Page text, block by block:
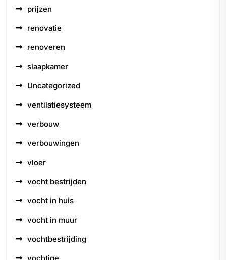
prijzen
renovatie
renoveren
slaapkamer
Uncategorized
ventilatiesysteem
verbouw
verbouwingen
vloer
vocht bestrijden
vocht in huis
vocht in muur
vochtbestrijding